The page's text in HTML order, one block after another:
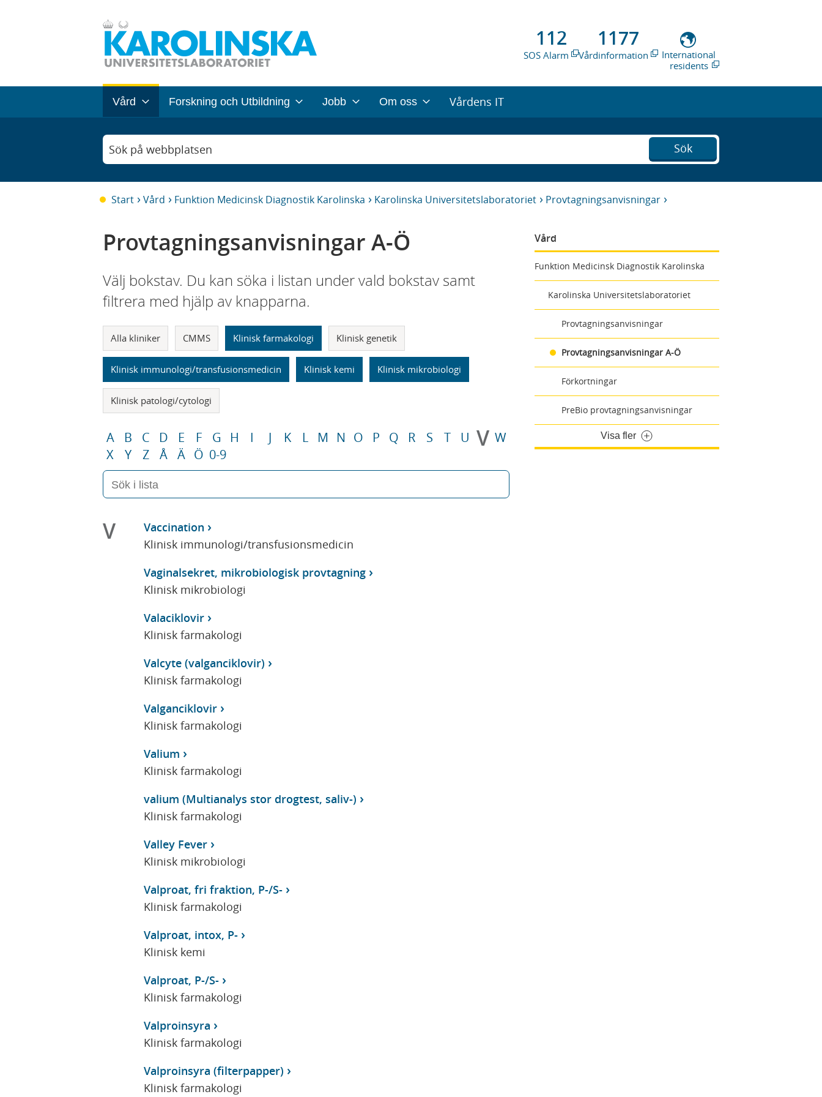
112
SOS Alarm
1177
Vårdinformation
International
residents
Vård Forskning och Utbildning Jobb Om oss Vårdens IT
Sök på webbplatsen Sök
Start Vård Funktion Medicinsk Diagnostik Karolinska Karolinska Universitetslaboratoriet Provtagningsanvisningar
Vård
Funktion Medicinsk Diagnostik Karolinska
Karolinska Universitetslaboratoriet
Provtagningsanvisningar
Provtagningsanvisningar A-Ö
Förkortningar
PreBio provtagningsanvisningar
Visa fler
Provtagningsanvisningar A-Ö
Välj bokstav. Du kan söka i listan under vald bokstav samt
filtrera med hjälp av knapparna.
Alla kliniker CMMS Klinisk farmakologi Klinisk genetik
Klinisk immunologi/transfusionsmedicin Klinisk kemi Klinisk mikrobiologi
Klinisk patologi/cytologi
A B C D E F G H I J K L M N O P Q R S T U V W
X
Y Z Å Ä Ö 0-9
V
Vaccination
Klinisk immunologi/transfusionsmedicin
Vaginalsekret, mikrobiologisk provtagning
Klinisk mikrobiologi
Valaciklovir
Klinisk farmakologi
Valcyte (valganciklovir)
Klinisk farmakologi
Valganciklovir
Klinisk farmakologi
Valium
Klinisk farmakologi
valium (Multianalys stor drogtest, saliv-)
Klinisk farmakologi
Valley Fever
Klinisk mikrobiologi
Valproat, fri fraktion, P-/S-
Klinisk farmakologi
Valproat, intox, P-
Klinisk kemi
Valproat, P-/S-
Klinisk farmakologi
Valproinsyra
Klinisk farmakologi
Valproinsyra (filterpapper)
Klinisk farmakologi